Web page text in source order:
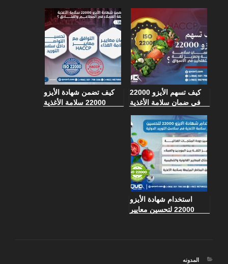
كيف تسهم الأيزو 22000
في ضمان سلامة الأغذية
في الأسواق
كيف تضمن شهادة الأيزو
22000 سلامة الأغذية
استخدام شهادة الأيزو
22000 لتحسين معايير
التصنيفات
المدونه